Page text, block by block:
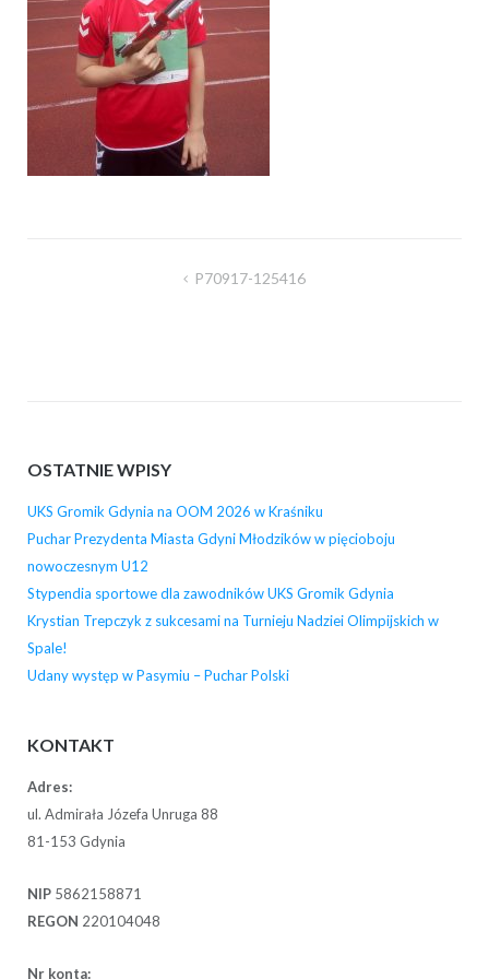
P70917-125416
OSTATNIE WPISY
UKS Gromik Gdynia na OOM 2026 w Kraśniku
Puchar Prezydenta Miasta Gdyni Młodzików w pięcioboju
nowoczesnym U12
Stypendia sportowe dla zawodników UKS Gromik Gdynia
Krystian Trepczyk z sukcesami na Turnieju Nadziei Olimpijskich w
Spale!
Udany występ w Pasymiu – Puchar Polski
KONTAKT
Adres:
ul. Admirała Józefa Unruga 88
81-153 Gdynia
NIP 5862158871
REGON 220104048
Nr konta: